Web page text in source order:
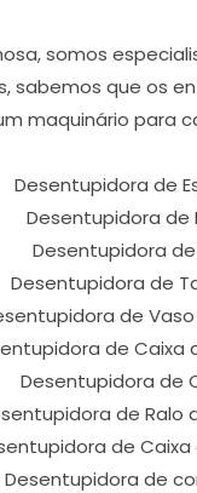
somos
que os
maquinário para
Desentupidora de
Desentupidora de
Desentupidora
Desentupidora de
de
de Caixa
Desentupidora de
de Ralo
de Caixa
Desentupidora de